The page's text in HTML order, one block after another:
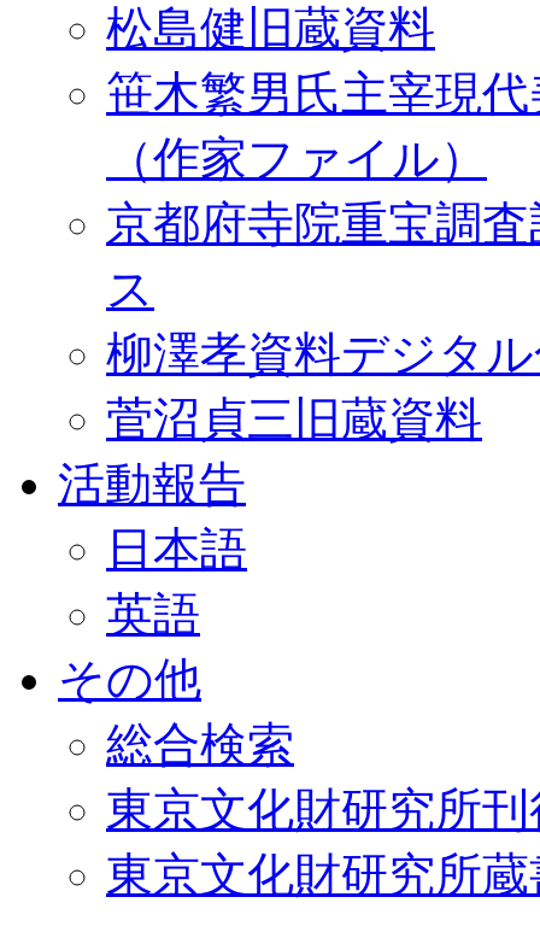
松島健旧蔵資料
笹木繁男氏主宰現
（作家ファイル）
京都府寺院重宝調
ス
柳澤孝資料デジタ
菅沼貞三旧蔵資料
活動報告
日本語
英語
その他
総合検索
東京文化財研究所
東京文化財研究所